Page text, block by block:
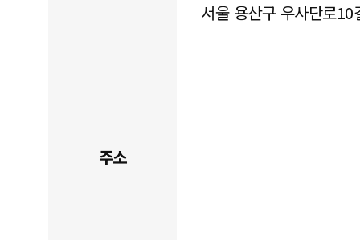
주소
서울 용산구 우사단로